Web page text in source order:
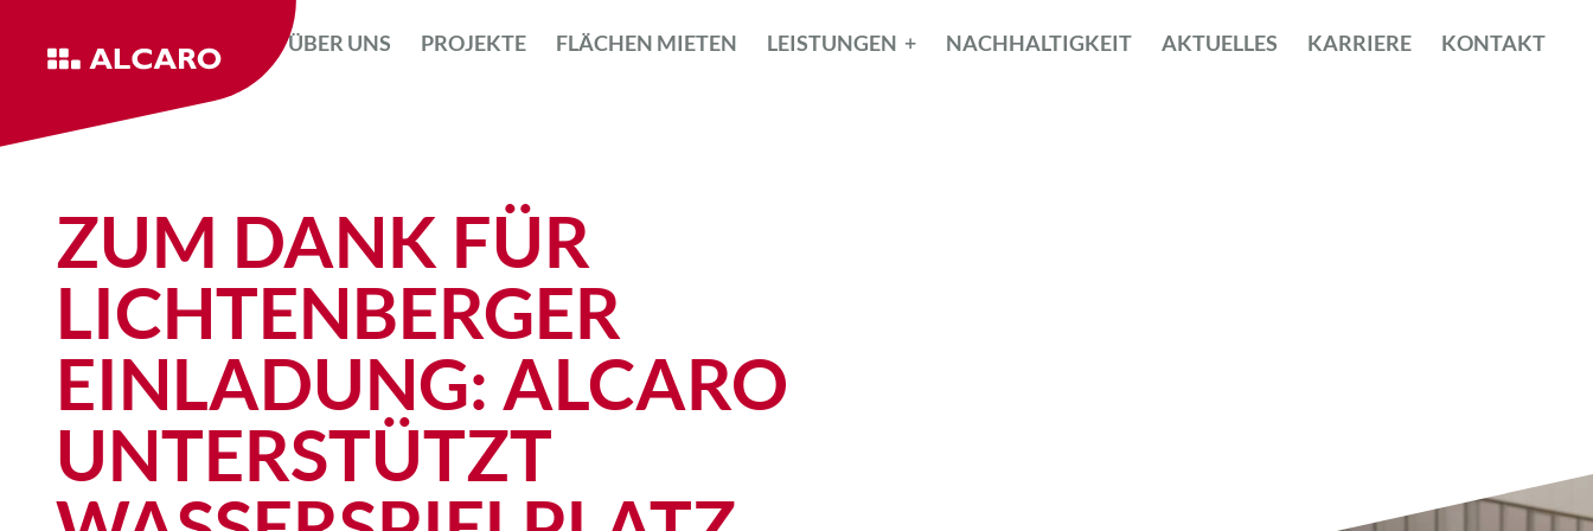
ÜBER UNS PROJEKTE FLÄCHEN MIETEN LEISTUNGEN NACHHALTIGKEIT AKTUELLES KARRIERE KONTAKT
ZUM DANK FÜR
LICHTENBERGER
EINLADUNG: ALCARO
UNTERSTÜTZT